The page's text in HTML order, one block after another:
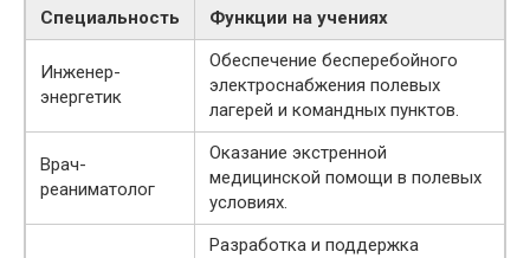
Специальность Функции на учениях
Инженер-
энергетик
Обеспечение бесперебойного
электроснабжения полевых
лагерей и командных пунктов.
Врач-
реаниматолог
Оказание экстренной
медицинской помощи в полевых
условиях.
Разработка и поддержка